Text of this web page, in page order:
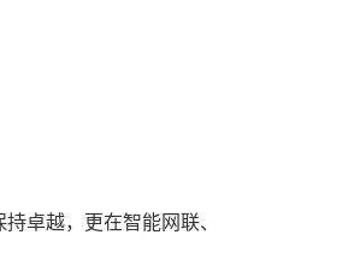
卓越，更在智能网联、